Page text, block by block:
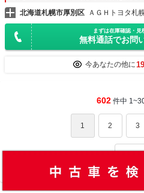
北海道札幌市厚別区 ＡＧＨトヨタ札
まずは在庫確認・見
無料通話でお問
今あなたの他に
602 件中
1 2 3